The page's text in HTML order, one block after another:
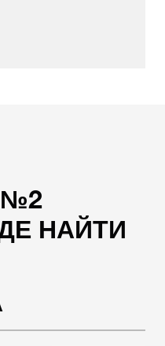
№2
НАЙТИ